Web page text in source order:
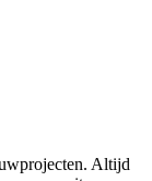
Altijd